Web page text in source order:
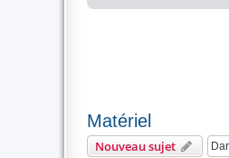
Matériel
Nouveau sujet